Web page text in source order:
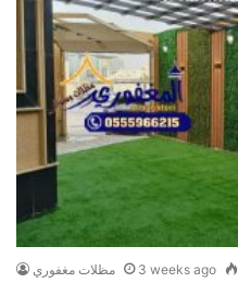
مظلات مغفوري 3 weeks ago